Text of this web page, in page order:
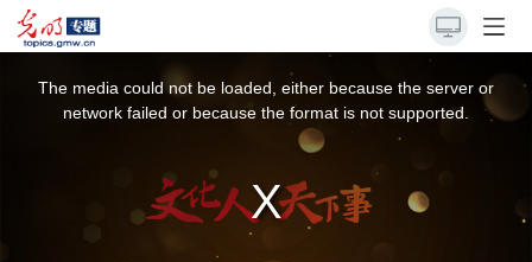
The media could not be loaded, either because the server or
network failed or because the format is not supported.